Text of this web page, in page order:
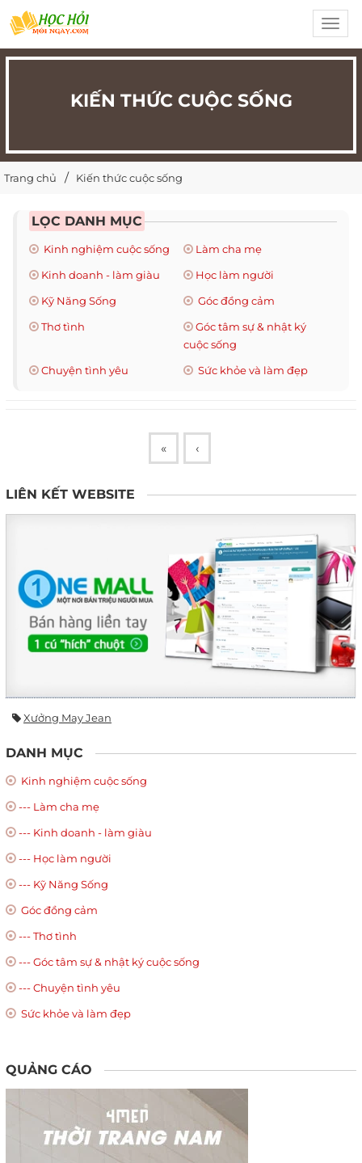
KIẾN THỨC CUỘC SỐNG
Trang chủ Kiến thức cuộc sống
LỌC DANH MỤC
Kinh nghiệm cuộc sống
Làm cha mẹ
Kinh doanh - làm giàu
Học làm người
Kỹ Năng Sống
Góc đồng cảm
Thơ tình
Góc tâm sự & nhật ký
cuộc sống
Chuyện tình yêu
Sức khỏe và làm đẹp
« ‹
LIÊN KẾT WEBSITE
Xưởng May Jean
DANH MỤC
Kinh nghiệm cuộc sống
--- Làm cha mẹ
--- Kinh doanh - làm giàu
--- Học làm người
--- Kỹ Năng Sống
Góc đồng cảm
--- Thơ tình
--- Góc tâm sự & nhật ký cuộc sống
--- Chuyện tình yêu
Sức khỏe và làm đẹp
QUẢNG CÁO